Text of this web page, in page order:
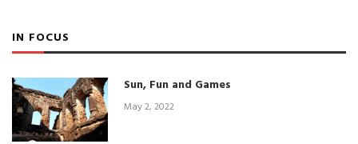
IN FOCUS
Sun, Fun and Games
May 2, 2022